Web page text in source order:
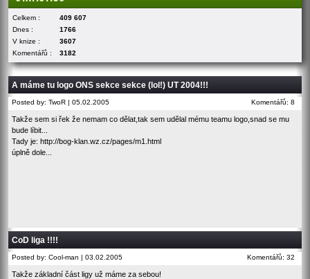
Celkem :
409 607
Dnes :
1766
V knize :
3607
Komentářů :
3182
A máme tu logo ONS sekce sekce (lol!) UT 2004!!!
Posted by: TwoR | 05.02.2005 Komentářů: 8
Takže sem si řek že nemam co dělat,tak sem udělal mému teamu logo,snad se mu
bude líbit...
Tady je: http://bog-klan.wz.cz/pages/m1.html
úplně dole...
CoD liga !!!!
Posted by: Cool-man | 03.02.2005 Komentářů: 32
Takže základní část ligy už máme za sebou!